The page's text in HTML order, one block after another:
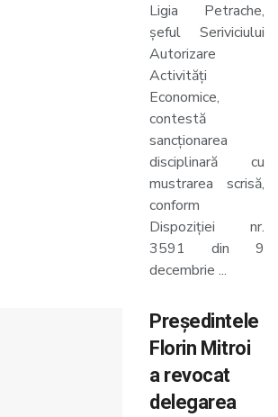
Ligia Petrache,
șeful Seriviciului
Autorizare
Activități
Economice,
contestă
sancționarea
disciplinară cu
mustrarea scrisă,
conform
Dispoziției nr.
3591 din 9
decembrie ...
Președintele
Florin Mitroi
a revocat
delegarea